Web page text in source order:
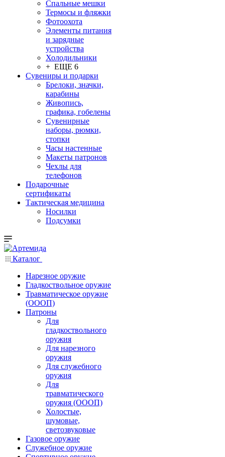
Спальные мешки
Термосы и фляжки
Фотоохота
Элементы питания
и зарядные
устройства
Холодильники
+ ЕЩЕ 6
Сувениры и подарки
Брелоки, значки,
карабины
Живопись,
графика, гобелены
Сувенирные
наборы, рюмки,
стопки
Часы настенные
Макеты патронов
Чехлы для
телефонов
Подарочные
сертификаты
Тактическая медицина
Носилки
Подсумки
Каталог
Нарезное оружие
Гладкоствольное оружие
Травматическое оружие
(ОООП)
Патроны
Для
гладкоствольного
оружия
Для нарезного
оружия
Для служебного
оружия
Для
травматического
оружия (ОООП)
Холостые,
шумовые,
светозвуковые
Газовое оружие
Служебное оружие